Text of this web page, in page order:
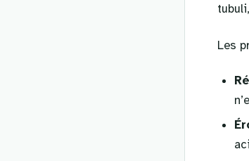
Les